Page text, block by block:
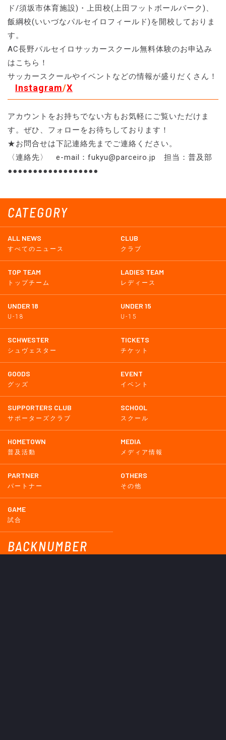
CATEGORY
ALL NEWS
すべてのニュース
CLUB
クラブ
TOP TEAM
トップチーム
LADIES TEAM
レディース
UNDER 18
U-18
UNDER 15
U-15
SCHWESTER
シュヴェスター
TICKETS
チケット
GOODS
グッズ
EVENT
イベント
SUPPORTERS CLUB
サポーターズクラブ
SCHOOL
スクール
HOMETOWN
普及活動
MEDIA
メディア情報
PARTNER
パートナー
OTHERS
その他
GAME
試合
BACKNUMBER
ド/須坂市体育施設)・上田校(上田フットボールパーク)、
飯綱校(いいづなパルセイロフィールド)を開校しておりま
す。
AC長野パルセイロサッカースクール無料体験のお申込み
はこちら！
サッカースクールやイベントなどの情報が盛りだくさん！
Instagram/X
アカウントをお持ちでない方もお気軽にご覧いただけま
す。ぜひ、フォローをお待ちしております！
★お問合せは下記連絡先までご連絡ください。
〈連絡先〉 e-mail：fukyu@parceiro.jp 担当：普及部
●●●●●●●●●●●●●●●●●●